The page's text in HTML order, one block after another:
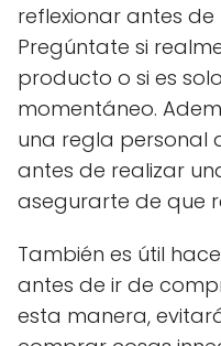
reflexionar antes
Pregúntate si
producto o si es
momentáneo.
una regla personal
antes de realizar
asegurarte de que
También es útil
antes de ir de
esta manera,